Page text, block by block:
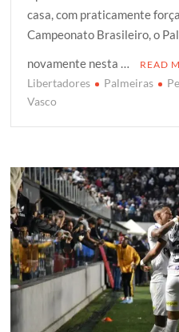
t
t
e
r
e
b
o
o
t
s
A
p
g
g
r
r
e
casa, com praticamente
Campeonato Brasileiro, o
novamente nesta …
READ
Libertadores Palmeiras
Vasco